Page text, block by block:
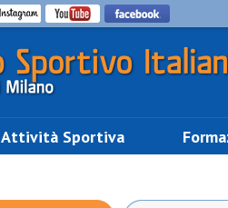
Attività Sportiva